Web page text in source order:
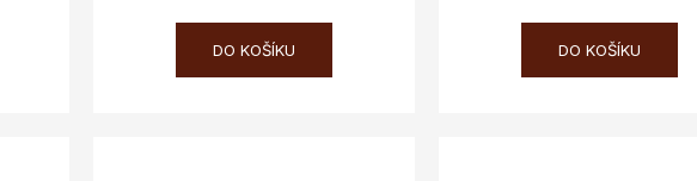
DO KOŠÍKU DO KOŠÍKU